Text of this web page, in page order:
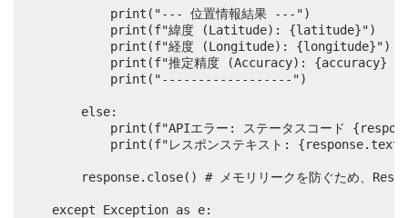
            print("--- 位置情報結果 ---")
            print(f"緯度 (Latitude): {latitude}")
            print(f"経度 (Longitude): {longitude}")
print(f"推定精度 (Accuracy): {accuracy} メ
            print("------------------")
        else:
print(f"APIエラー: ステータスコード
print(f"レスポンステキスト:
response.close() # メモリリークを防ぐため、
    except Exception as e: